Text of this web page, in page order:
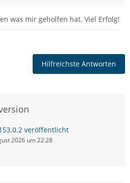
was mir geholfen hat. Viel Erfolg!
Hilfreichste Antworten
veröffentlicht
2026 um 22:28